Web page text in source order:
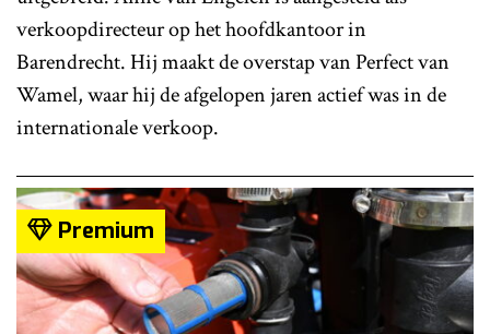
verkoopdirecteur op het hoofdkantoor in
Barendrecht. Hij maakt de overstap van Perfect van
Wamel, waar hij de afgelopen jaren actief was in de
internationale verkoop.
Premium